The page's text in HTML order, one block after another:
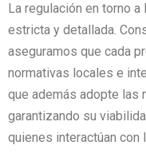
La regulación en torno
estricta y detallada.
aseguramos que cada
normativas locales e
que además adopte las
garantizando su
quienes interactúan con